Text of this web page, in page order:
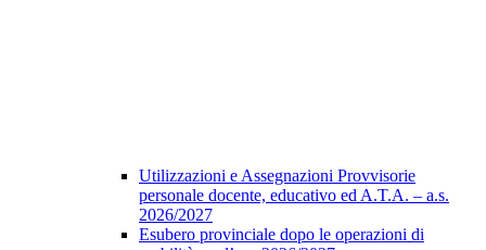
Utilizzazioni e Assegnazioni Provvisorie
personale docente, educativo ed A.T.A. – a.s.
2026/2027
Esubero provinciale dopo le operazioni di